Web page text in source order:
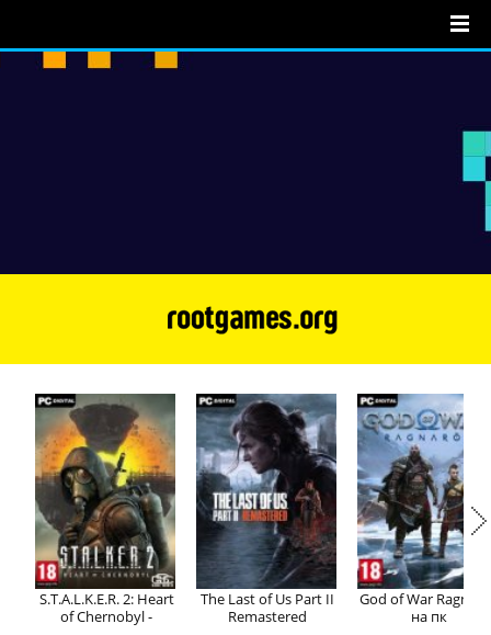
Регистрация Вход
S.T.A.L.K.E.R. 2: Heart
of Chernobyl -
The Last of Us Part II
Remastered
God of War
на пк